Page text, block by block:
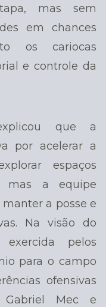
mas sem
em chances
os cariocas
e controle da
que a
por acelerar a
espaços
mas a equipe
a posse e
Na visão do
pelos
para o campo
ofensivas
Gabriel Mec e